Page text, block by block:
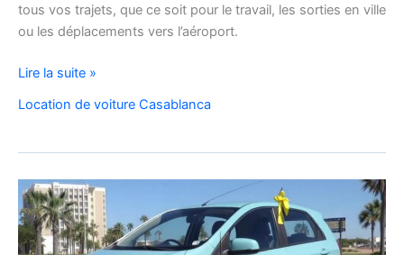
tous vos trajets, que ce soit pour le travail, les sorties en ville
ou les déplacements vers l’aéroport.
Location
voiture
C3
à
Casablanca
Lire la suite »
Location de voiture Casablanca